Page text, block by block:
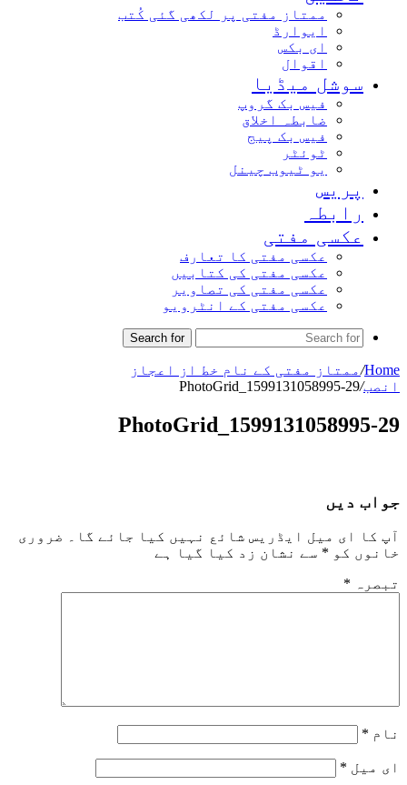
ممتاز مفتی پر لکھی گئی کُتب
ایوارڈ
ای بکس
اقوال
سوشل میڈیا
فیس بک گروپ
ضابطہ اخلاق
فیس بک پیج
ٹوئٹر
یو ٹیوب چینل
پریس
رابطہ
عکسی مفتی
عکسی مفتی کا تعارف
عکسی مفتی کی کتابیں
عکسی مفتی کی تصاویر
عکسی مفتی کے انٹرویو
Search for
Home
/ممتاز مفتی کے نام خط از اعجاز
انصب/
PhotoGrid_1599131058995-29
PhotoGrid_1599131058995-29
جواب دیں
آپ کا ای میل ایڈریس شائع نہیں کیا جائے گا۔
ضروری
خانوں کو * سے نشان زد کیا گیا ہے
تبصرہ *
نام *
ای میل *